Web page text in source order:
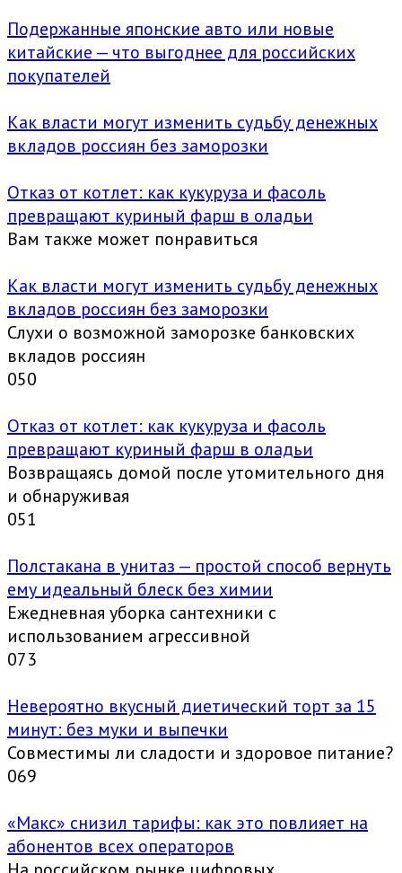
Подержанные японские авто или новые
китайские — что выгоднее для российских
покупателей
Как власти могут изменить судьбу денежных
вкладов россиян без заморозки
Отказ от котлет: как кукуруза и фасоль
превращают куриный фарш в оладьи
Вам также может понравиться
Как власти могут изменить судьбу денежных
вкладов россиян без заморозки
Слухи о возможной заморозке банковских
вкладов россиян
050
Отказ от котлет: как кукуруза и фасоль
превращают куриный фарш в оладьи
Возвращаясь домой после утомительного дня
и обнаруживая
051
Полстакана в унитаз — простой способ вернуть
ему идеальный блеск без химии
Ежедневная уборка сантехники с
использованием агрессивной
073
Невероятно вкусный диетический торт за 15
минут: без муки и выпечки
Совместимы ли сладости и здоровое питание?
069
«Макс» снизил тарифы: как это повлияет на
абонентов всех операторов